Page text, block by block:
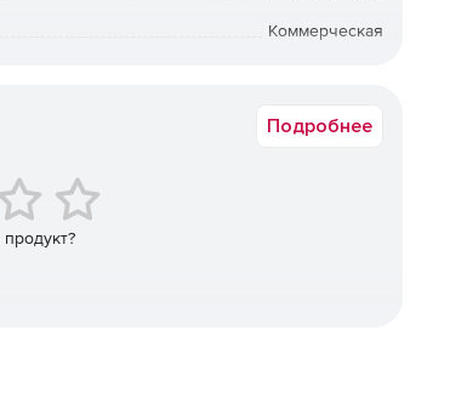
и SONAR распознают новые и быстро
обеспечивает защиту от червей, вирусов,
функционирует на основе правил, защита
(GE) защищают от несанкционированной
Коммерческая
Подробнее